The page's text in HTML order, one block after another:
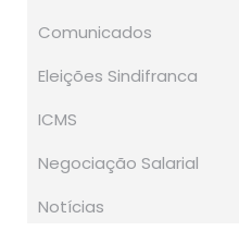
Comunicados
Eleições Sindifranca
ICMS
Negociação Salarial
Notícias